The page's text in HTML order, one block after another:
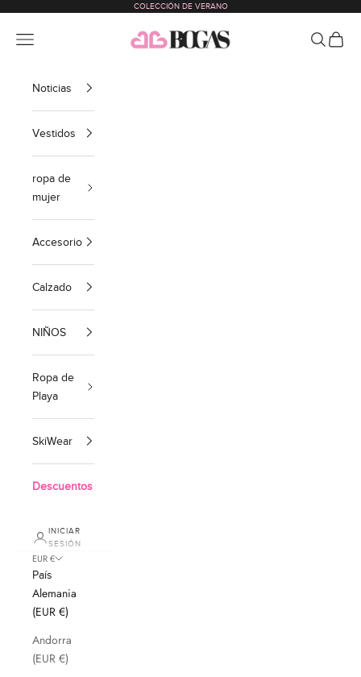
COLECCIÓN DE VERANO
bogas com international
Menú Buscar
Cesta
Noticias
Vestidos
ropa de
mujer
Accesorio
Calzado
NIÑOS
Ropa de
Playa
SkiWear
Descuentos
INICIAR
SESIÓN
EUR €
País
Alemania
(EUR €)
Andorra
(EUR €)